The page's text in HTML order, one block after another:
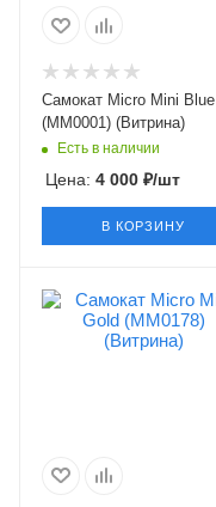
Самокат Micro Mini Blue
(MM0001) (Витрина)
Есть в наличии
Цена: 4 000 ₽/шт
В КОРЗИНУ